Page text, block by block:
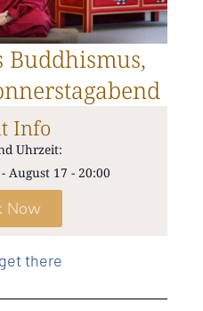
Buddhismus,
Info
Uhrzeit:
- August 17 - 20:00
Now
there